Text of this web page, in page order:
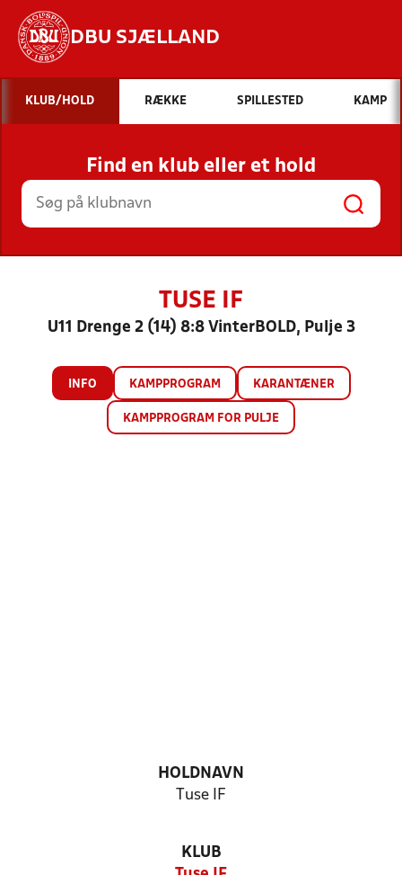
DBU SJÆLLAND
Hvad vil du søge efter?
INDHOLD OG NYHEDER
STILLINGER, RESULTATER, KLUBBER OG
HOLD
KLUB/HOLD RÆKKE SPILLESTED KAMP
Find en klub eller et hold
TUSE IF
U11 Drenge 2 (14) 8:8 VinterBOLD, Pulje 3
INFO KAMPPROGRAM KARANTÆNER
KAMPPROGRAM FOR PULJE
HOLDNAVN
Tuse IF
KLUB